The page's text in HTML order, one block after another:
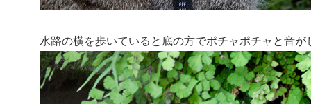
水路の横を歩いていると底の方でポチャポチャと音